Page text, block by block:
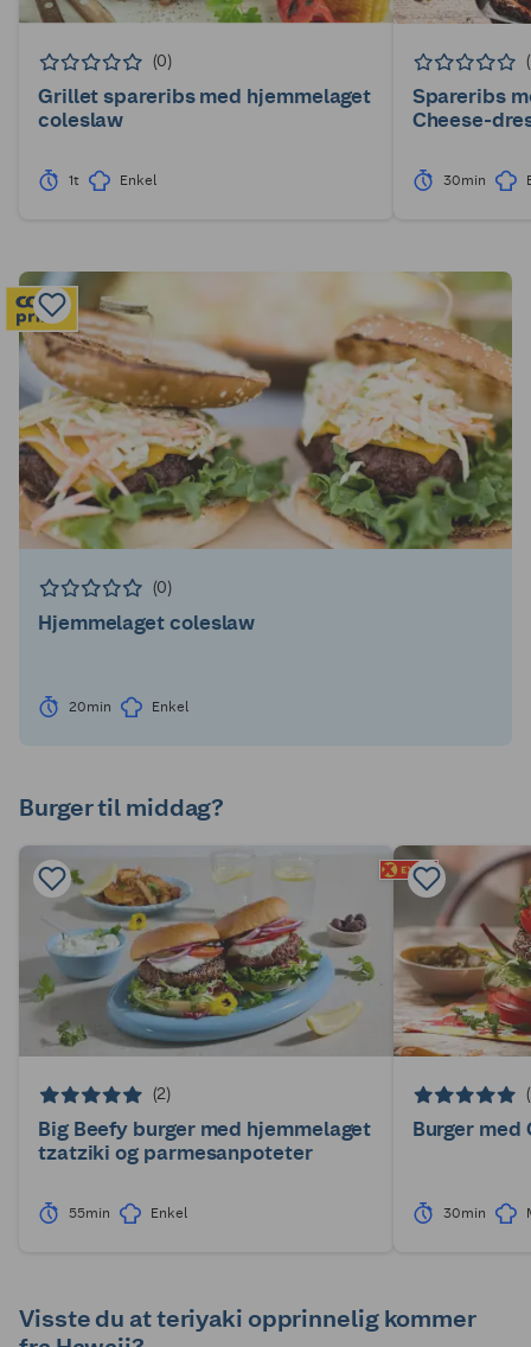
(0)
Grillet spareribs med hjemmelaget
coleslaw
1t Enkel
Spareribs
Cheese-
30min
(0)
Hjemmelaget coleslaw
20min Enkel
Burger til middag?
(2)
Big Beefy burger med hjemmelaget
tzatziki og parmesanpoteter
55min Enkel
Burger med
30min
Visste du at teriyaki opprinnelig kommer